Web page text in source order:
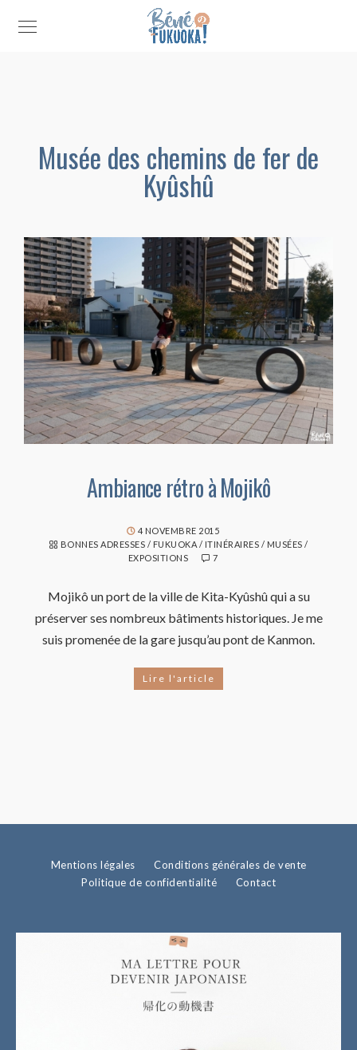
Musée des chemins de fer de
Kyûshû
Ambiance rétro à Mojikô
4 NOVEMBRE 2015
BONNES ADRESSES / FUKUOKA / ITINÉRAIRES / MUSÉES /
EXPOSITIONS
7
Mojikô un port de la ville de Kita-Kyûshû qui a su
préserver ses nombreux bâtiments historiques. Je me
suis promenée de la gare jusqu’au pont de Kanmon.
Lire l'article
Mentions légales
Conditions générales de vente
Politique de confidentialité
Contact